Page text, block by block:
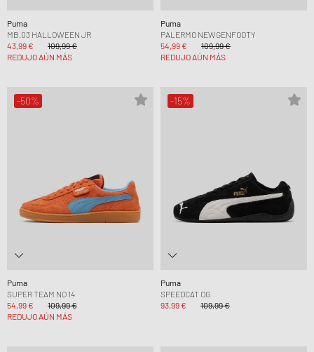
Puma
MB.03 HALLOWEEN JR
43,99 €
109,99 €
REDUJO AÚN MÁS
Puma
PALERMO NEWGENFOOTY
54,99 €
109,99 €
REDUJO AÚN MÁS
-50%
Puma
SUPER TEAM NO 14
54,99 €
109,99 €
REDUJO AÚN MÁS
-15%
Puma
SPEEDCAT OG
93,99 €
109,99 €